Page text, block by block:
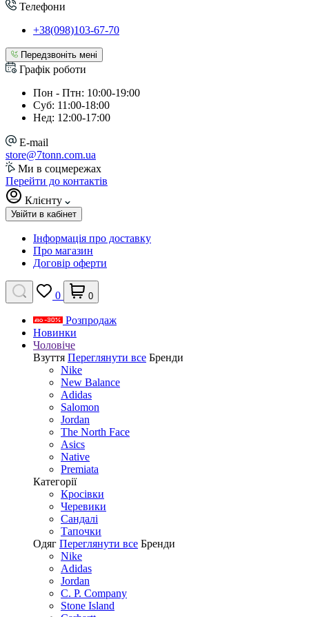
Телефони
+38(098)103-67-70
Передзвоніть мені
Графік роботи
Пон - Птн: 10:00-19:00
Суб: 11:00-18:00
Нед: 12:00-17:00
E-mail
store@7tonn.com.ua
Ми в соцмережах
Перейти до контактів
Клієнту
Увійти в кабінет
Інформація про доставку
Про магазин
Договір оферти
0 0
Розпродаж
Новинки
Чоловіче
Взуття Переглянути все Бренди
Nike
New Balance
Adidas
Salomon
Jordan
The North Face
Asics
Native
Premiata
Категорії
Кросівки
Черевики
Сандалі
Tапочки
Одяг Переглянути все Бренди
Nike
Adidas
Jordan
C. P. Company
Stone Island